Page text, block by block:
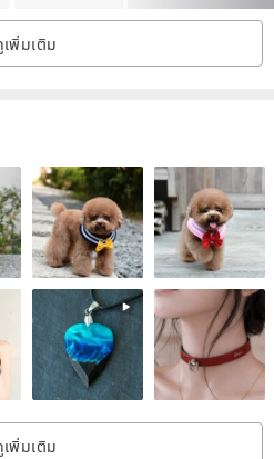
bag on the back of the clothes
เพิ่มเติม
เพิ่มเติม